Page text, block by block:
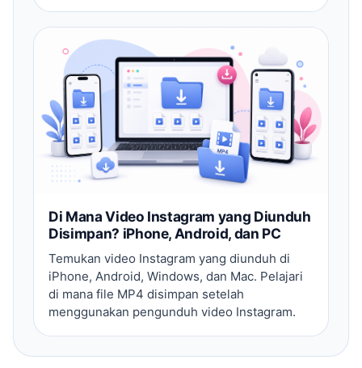
Di Mana Video Instagram yang Diunduh
Disimpan? iPhone, Android, dan PC
Temukan video Instagram yang diunduh di
iPhone, Android, Windows, dan Mac. Pelajari
di mana file MP4 disimpan setelah
menggunakan pengunduh video Instagram.